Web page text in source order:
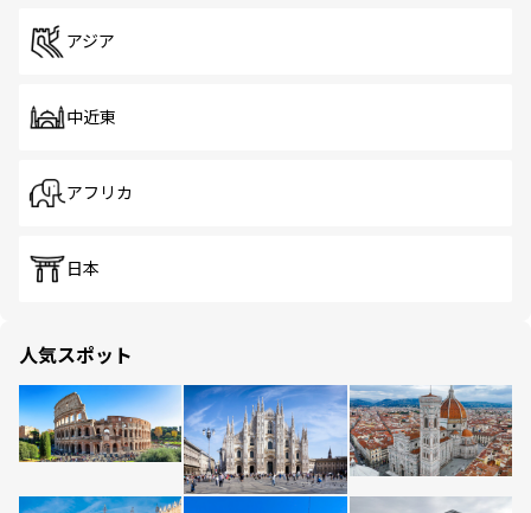
アジア
中近東
アフリカ
日本
人気スポット